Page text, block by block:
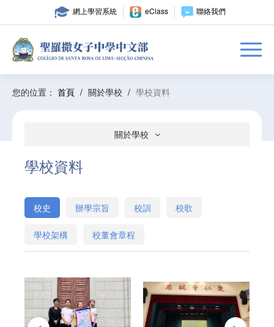
網上學習系統 eClass 聯絡我們
您的位置： 首頁 / 關於學校 / 學校資料
關於學校
學校資料
校史 辦學宗旨 校訓 校歌
學校架構 校董會章程